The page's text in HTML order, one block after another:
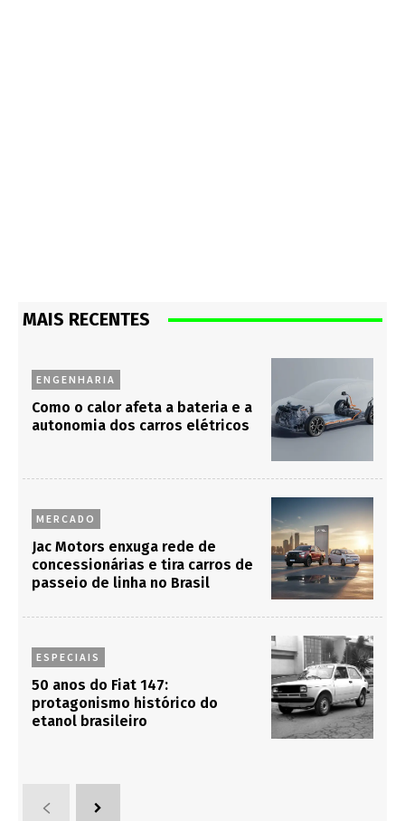
MAIS RECENTES
ENGENHARIA
Como o calor afeta a bateria e a
autonomia dos carros elétricos
MERCADO
Jac Motors enxuga rede de
concessionárias e tira carros de
passeio de linha no Brasil
ESPECIAIS
50 anos do Fiat 147:
protagonismo histórico do
etanol brasileiro